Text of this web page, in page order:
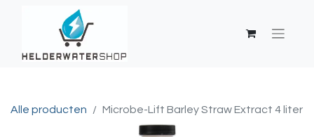
Alle producten Microbe-Lift Barley Straw Extract 4 liter